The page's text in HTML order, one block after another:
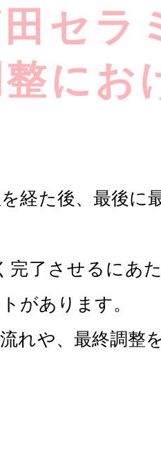
セラ
にお
経た後、最後に
完了させるにあ
があります。
れや、最終調整